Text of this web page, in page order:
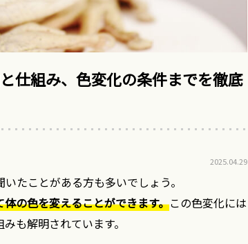
仕組み、色変化の条件までを徹底
2025.04.29
たことがある方も多いでしょう。
の色を変えることができます。この色変化には
も解明されています。